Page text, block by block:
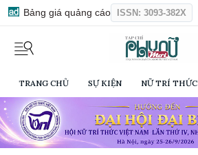
Bảng giá quảng cáo ISSN: 3093-382X
TRANG CHỦ SỰ KIỆN NỮ TRÍ THỨC